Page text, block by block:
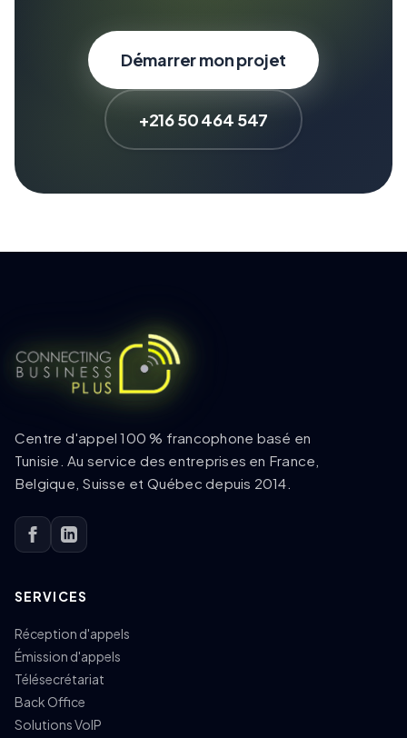
Démarrer mon projet
+216 50 464 547
Centre d'appel 100 % francophone basé en
Tunisie. Au service des entreprises en France,
Belgique, Suisse et Québec depuis 2014.
SERVICES
Réception d'appels
Émission d'appels
Télésecrétariat
Back Office
Solutions VoIP